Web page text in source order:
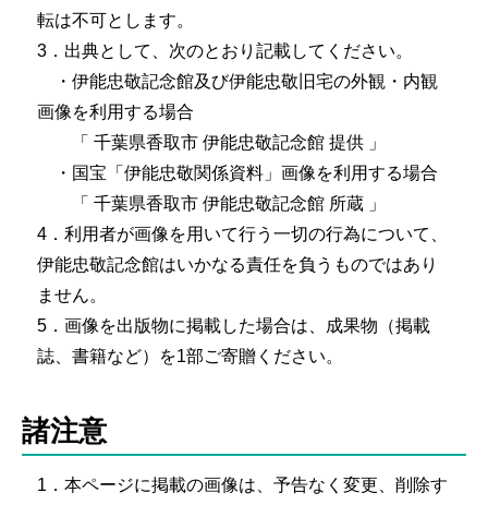
転は不可とします。
3．出典として、次のとおり記載してください。
・伊能忠敬記念館及び伊能忠敬旧宅の外観・内観
画像を利用する場合
「 千葉県香取市 伊能忠敬記念館 提供 」
・国宝「伊能忠敬関係資料」画像を利用する場合
「 千葉県香取市 伊能忠敬記念館 所蔵 」
4．利用者が画像を用いて行う一切の行為について、
伊能忠敬記念館はいかなる責任を負うものではあり
ません。
5．画像を出版物に掲載した場合は、成果物（掲載
誌、書籍など）を1部ご寄贈ください。
諸注意
1．本ページに掲載の画像は、予告なく変更、削除す